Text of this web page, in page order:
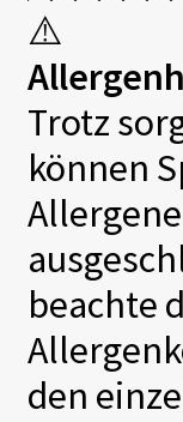
⚠️
Trotz
können
beachte
den